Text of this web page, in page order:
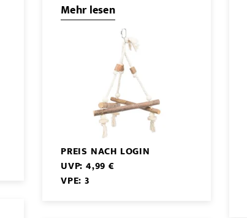
Mehr lesen
PREIS NACH LOGIN
UVP: 4,99 €
VPE: 3